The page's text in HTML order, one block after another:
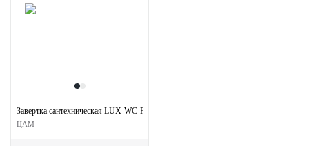
Завертка сантехническая LUX-WC-R1 CAFFE на круглой розетке цвет кофе
ЦАМ